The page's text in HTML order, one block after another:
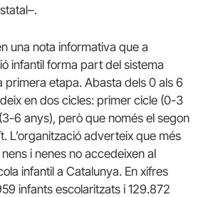
una nota informativa que a
infantil forma part del sistema
primera etapa. Abasta dels 0 als 6
en dos cicles: primer cicle (0-3
6 anys), però que només el segon
L’organització adverteix que més
i nenes no accedeixen al
infantil a Catalunya. En xifres
infants escolaritzats i 129.872